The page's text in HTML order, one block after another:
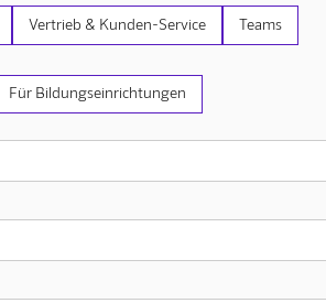
Vertrieb & Kunden-Service Teams
Für Bildungseinrichtungen